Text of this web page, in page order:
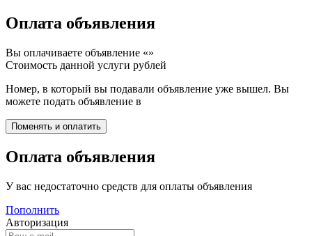
Оплата объявления
Вы оплачиваете объявление «»
Стоимость данной услуги рублей
Номер, в который вы подавали объявление уже вышел. Вы
можете подать объявление в
Оплата объявления
У вас недостаточно средств для оплаты объявления
Пополнить
Авторизация